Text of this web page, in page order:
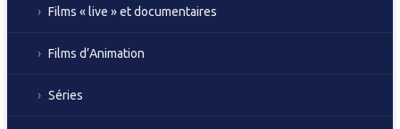
Films « live » et documentaires
Films d’Animation
Séries